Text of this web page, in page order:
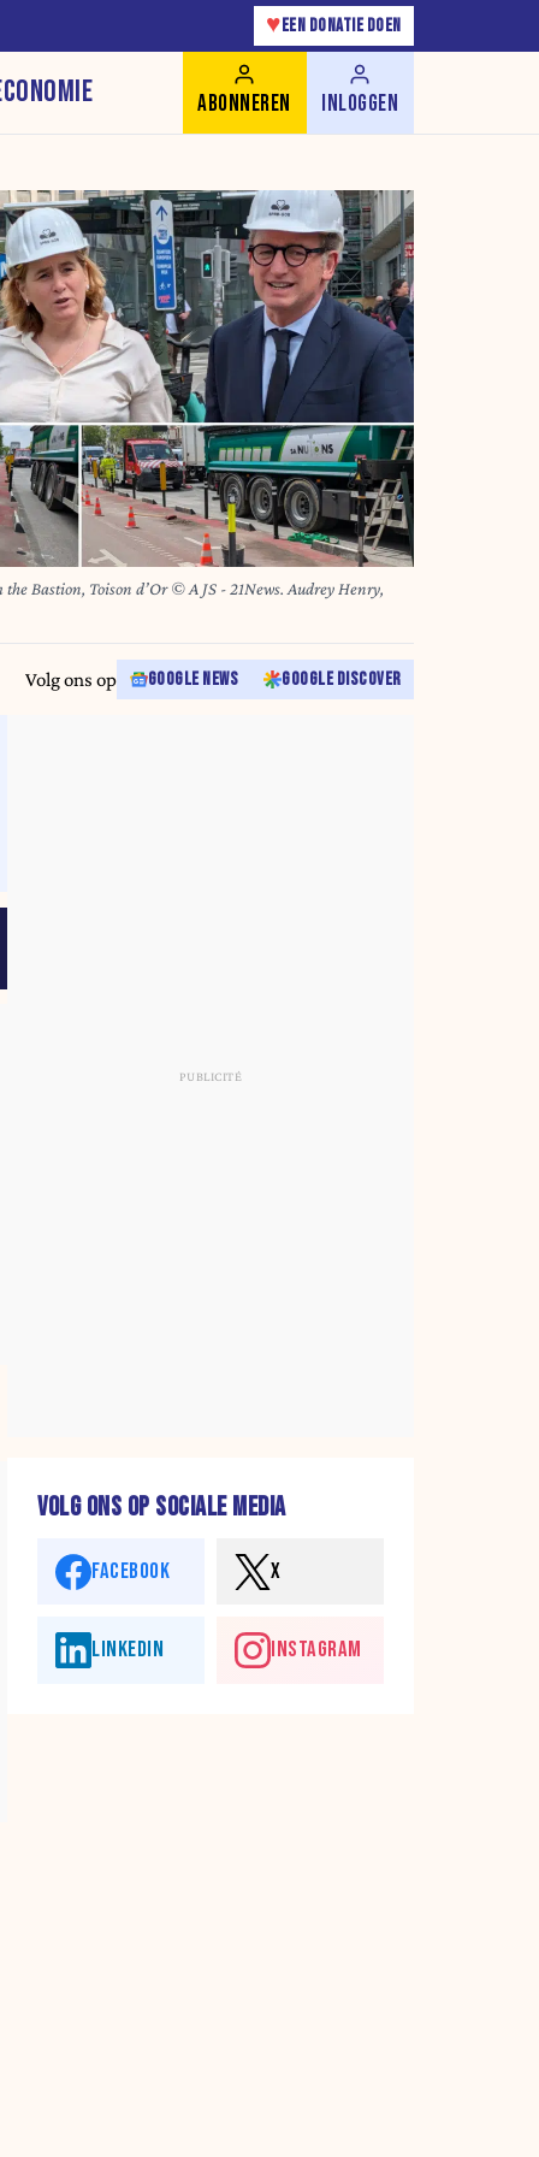
♥ EEN DONATIE DOEN
ABONNEREN INLOGGEN
the Bastion, Toison d’Or © A JS - 21News. Audrey Henry,
Volg ons op GOOGLE NEWS GOOGLE DISCOVER
VOLG ONS OP SOCIALE MEDIA
FACEBOOK X
LINKEDIN INSTAGRAM